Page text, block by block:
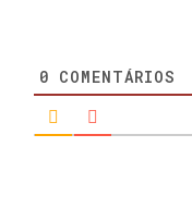
0 COMENTÁRIOS